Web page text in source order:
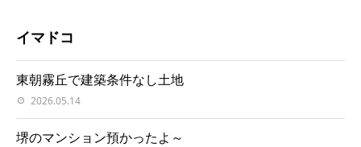
イマドコ
東朝霧丘で建築条件なし土地
2026.05.14
堺のマンション預かったよ～